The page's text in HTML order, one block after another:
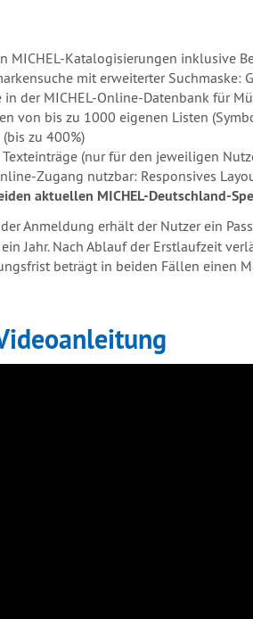
MICHEL-Katalogisierungen inklusive
mit erweiterter Suchmaske:
der MICHEL-Online-Datenbank für
von bis zu 1000 eigenen Listen
zu 400%)
(nur für den jeweiligen
Zugang nutzbar: Responsives
aktuellen MICHEL-Deutschland-
Anmeldung erhält der Nutzer ein
Jahr. Nach Ablauf der Erstlaufzeit
beträgt in beiden Fällen einen